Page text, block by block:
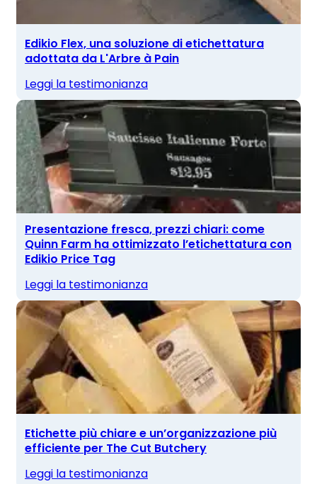
Edikio Flex, una soluzione di etichettatura
adottata da L'Arbre à Pain
Leggi la testimonianza
Presentazione fresca, prezzi chiari: come
Quinn Farm ha ottimizzato l’etichettatura con
Edikio Price Tag
Leggi la testimonianza
Etichette più chiare e un’organizzazione più
efficiente per The Cut Butchery
Leggi la testimonianza